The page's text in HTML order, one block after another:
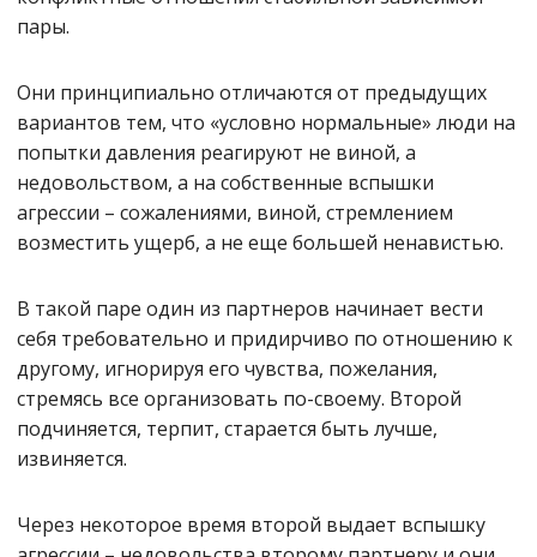
пары.
Они принципиально отличаются от предыдущих
вариантов тем, что «условно нормальные» люди на
попытки давления реагируют не виной, а
недовольством, а на собственные вспышки
агрессии – сожалениями, виной, стремлением
возместить ущерб, а не еще большей ненавистью.
В такой паре один из партнеров начинает вести
себя требовательно и придирчиво по отношению к
другому, игнорируя его чувства, пожелания,
стремясь все организовать по-своему. Второй
подчиняется, терпит, старается быть лучше,
извиняется.
Через некоторое время второй выдает вспышку